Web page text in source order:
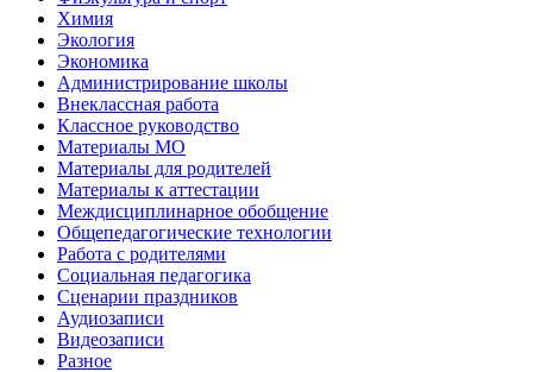
Химия
Экология
Экономика
Администрирование школы
Внеклассная работа
Классное руководство
Материалы МО
Материалы для родителей
Материалы к аттестации
Междисциплинарное обобщение
Общепедагогические технологии
Работа с родителями
Социальная педагогика
Сценарии праздников
Аудиозаписи
Видеозаписи
Разное